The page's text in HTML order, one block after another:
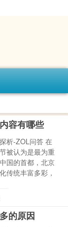
容有哪些
析-ZOL问答 在
被认为是最为重
国的首都，北京
传统丰富多彩，
的原因